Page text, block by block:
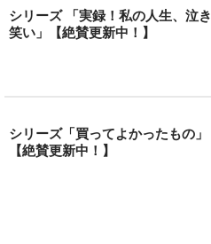
シリーズ 「実録！私の人生、泣き
笑い」【絶賛更新中！】
シリーズ「買ってよかったもの」
【絶賛更新中！】